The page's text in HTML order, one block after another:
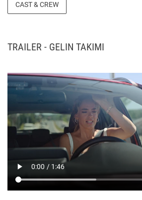
die ihre Jugendjahre hinter sich gelassen
CAST & CREW
TRAILER - GELIN TAKIMI